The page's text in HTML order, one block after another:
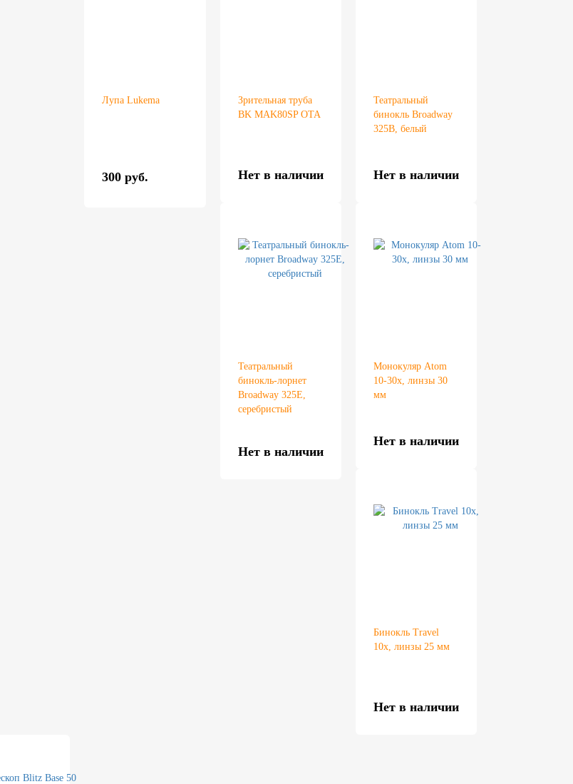
Лупа Lukema
300 руб.
Зрительная труба
BK MAK80SP OTA
Нет в наличии
Театральный
бинокль Broadway
325B, белый
Нет в наличии
Театральный
бинокль-лорнет
Broadway 325E,
серебристый
Нет в наличии
Монокуляр Atom
10-30х, линзы 30
мм
Нет в наличии
Бинокль Travel
10x, линзы 25 мм
Нет в наличии